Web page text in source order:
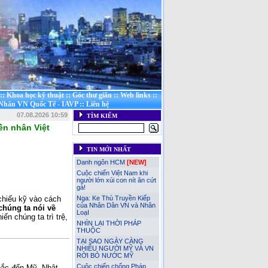
Khoa học kỹ thuật::Góc thư giãn::Web links::
VN Quốc Tế - IAVP::Liên hệ
07.08.2026 10:59
nhân Việt
kỹ vào cách
ta nói về
chúng ta trì trệ,
TÌM KIẾM
TIN MỚI NHẤT
Danh ngôn HCM [NEW]
Cuộc chiến Việt Nam khi
người lớn xúi con nít ăn cứt
gà!
Nga: Ke Thù Truyền Kiếp
của Nhân Dân VN và Nhân
LoạI
NHÌN LẠI THỜI PHÁP
THUỘC
TẠI SAO NGÀY CÀNG
NHIỀU NGƯỜI MỸ VÀ VN
RỜI BỎ NƯỚC MỸ
Cuộc chiến chống Pháp